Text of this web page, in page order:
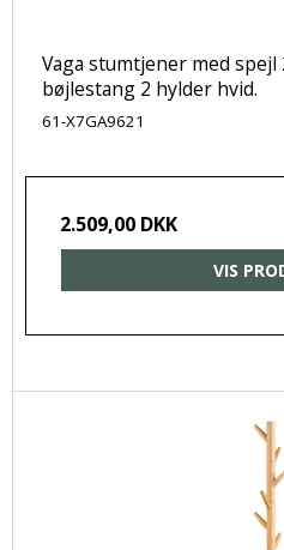
Vaga stumtjener med spejl
bøjlestang 2 hylder hvid.
61-X7GA9621
2.509,00 DKK
VIS